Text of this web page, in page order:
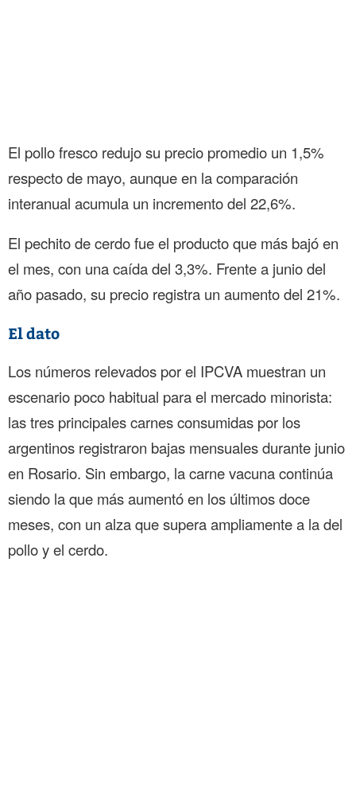
El pollo fresco redujo su precio promedio un 1,5%
respecto de mayo, aunque en la comparación
interanual acumula un incremento del 22,6%.
El pechito de cerdo fue el producto que más bajó en
el mes, con una caída del 3,3%. Frente a junio del
año pasado, su precio registra un aumento del 21%.
El dato
Los números relevados por el IPCVA muestran un
escenario poco habitual para el mercado minorista:
las tres principales carnes consumidas por los
argentinos registraron bajas mensuales durante junio
en Rosario. Sin embargo, la carne vacuna continúa
siendo la que más aumentó en los últimos doce
meses, con un alza que supera ampliamente a la del
pollo y el cerdo.